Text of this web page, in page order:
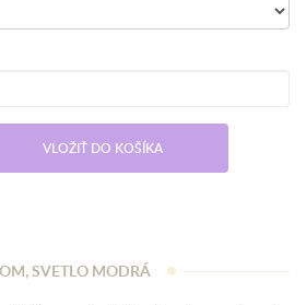
VLOŽIŤ DO KOŠÍKA
SVETLO MODRÁ